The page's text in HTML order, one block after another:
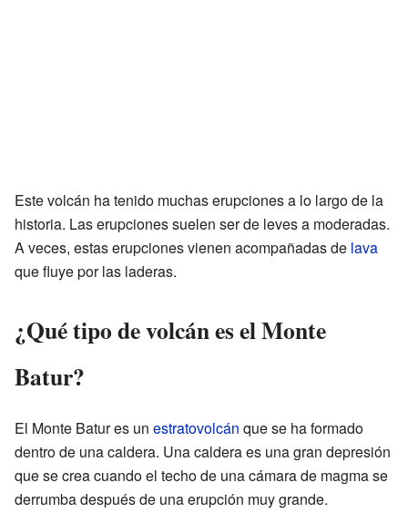
Este volcán ha tenido muchas erupciones a lo largo de la
historia. Las erupciones suelen ser de leves a moderadas.
A veces, estas erupciones vienen acompañadas de lava
que fluye por las laderas.
¿Qué tipo de volcán es el Monte
Batur?
El Monte Batur es un estratovolcán que se ha formado
dentro de una caldera. Una caldera es una gran depresión
que se crea cuando el techo de una cámara de magma se
derrumba después de una erupción muy grande.